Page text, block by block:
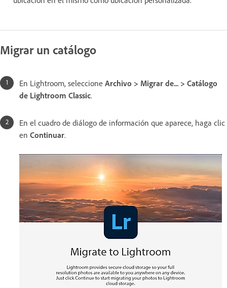
Migrar un catálogo
En Lightroom, seleccione Archivo > Migrar de... > Catálogo
de Lightroom Classic.
En el cuadro de diálogo de información que aparece, haga clic
en Continuar.